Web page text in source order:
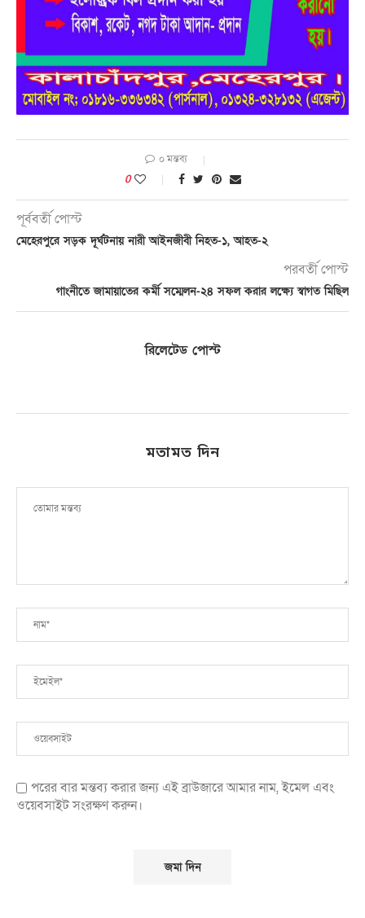
০ মন্তব্য
0
পূর্ববর্তী পোস্ট
মেহেরপুরে সড়ক দূর্ঘটনায় নারী আইনজীবী নিহত-১, আহত-২
পরবর্তী পোস্ট
গাংনীতে জামায়াতের কর্মী সম্মেলন-২৪ সফল করার লক্ষ্যে স্বাগত মিছিল
রিলেটেড পোস্ট
মতামত দিন
পরের বার মন্তব্য করার জন্য এই ব্রাউজারে আমার নাম, ইমেল এবং
ওয়েবসাইট সংরক্ষণ করুন।